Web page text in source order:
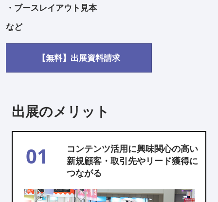
・ブースレイアウト見本
など
【無料】出展資料請求
出展のメリット
01
コンテンツ活用に興味関心の高い
新規顧客・取引先やリード獲得に
つながる